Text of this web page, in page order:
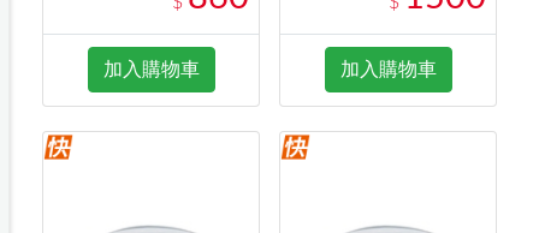
加入購物車 加入購物車